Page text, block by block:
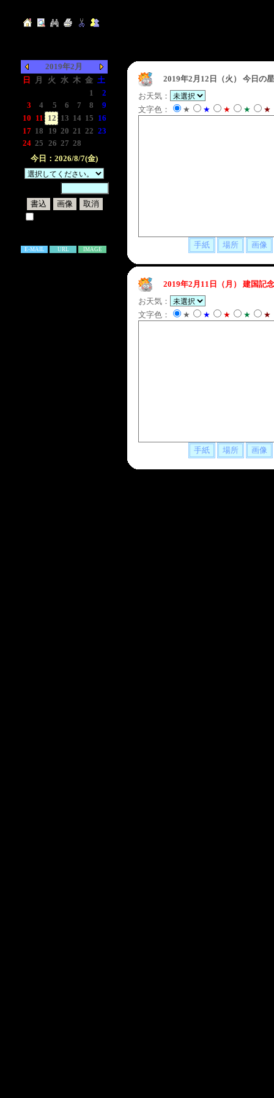
2019年2月
日
月 火 水 木 金 土
1
2
3
4 5 6 7 8
9
10 11 12 13 14 15 16
17 18 19 20 21 22 23
24 25 26 27 28
今日：2026/8/7(金)
E-MAIL URL IMAGE
2019年2月12日（火）
今日の
お天気：
文字色：
★ ★ ★ ★ ★
2019年2月11日（月）
建国記
お天気：
文字色：
★ ★ ★ ★ ★